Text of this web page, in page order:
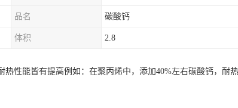
品名 碳酸钙
体积 2.8
性能皆有提高例如：在聚丙烯中，添加40%左右碳酸钙，耐